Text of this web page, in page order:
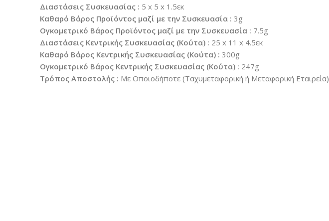
Διαστάσεις Συσκευασίας : 5 x 5 x 1.5εκ
Καθαρό Βάρος Προϊόντος μαζί με την Συσκευασία : 3g
Ογκομετρικό Βάρος Προϊόντος μαζί με την Συσκευασία : 7.5g
Διαστάσεις Κεντρικής Συσκευασίας (Κούτα) : 25 x 11 x 4.5εκ
Καθαρό Βάρος Κεντρικής Συσκευασίας (Κούτα) : 300g
Ογκομετρικό Βάρος Κεντρικής Συσκευασίας (Κούτα) : 247g
Τρόπος Αποστολής : Με Οποιοδήποτε (Ταχυμεταφορική ή Μεταφορική Εταιρεία)